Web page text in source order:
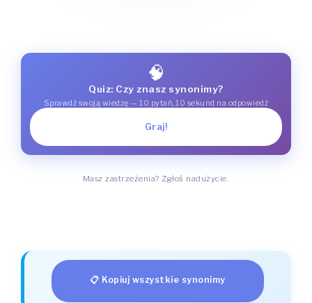
🧠
Quiz: Czy znasz synonimy?
Sprawdź swoją wiedzę — 10 pytań, 10 sekund na odpowiedź
Graj!
Masz zastrzeżenia? Zgłoś nadużycie.
📋 Kopiuj wszystkie synonimy